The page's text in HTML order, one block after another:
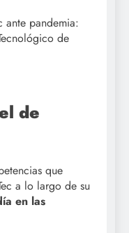
de
que
a lo largo de su
en las